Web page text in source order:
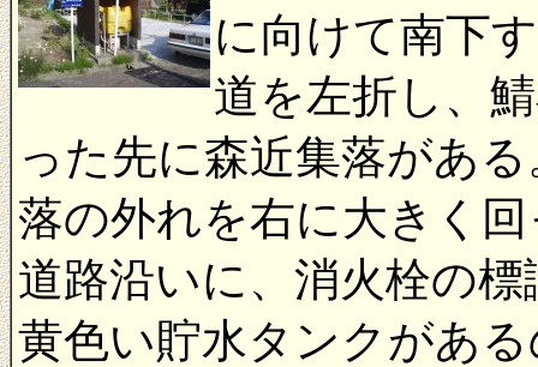
に向けて南下
道を左折し、
った先に森近集落があ
落の外れを右に大きく
道路沿いに、消火栓の
黄色い貯水タンクがあ